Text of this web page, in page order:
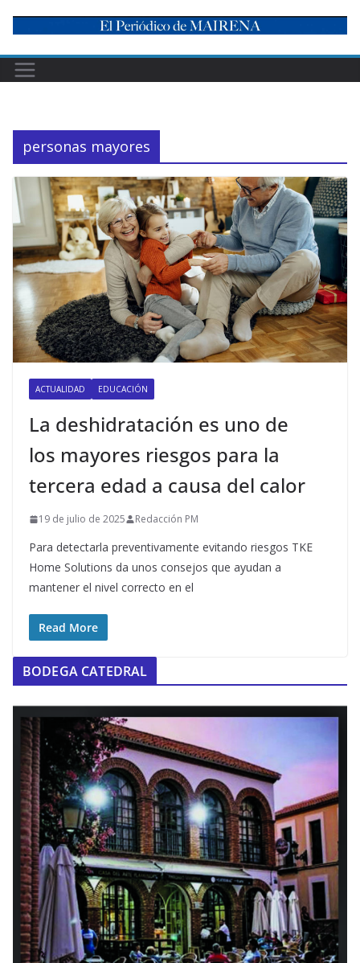
content
personas mayores
ACTUALIDAD EDUCACIÓN
La deshidratación es uno de
los mayores riesgos para la
tercera edad a causa del calor
19 de julio de 2025 Redacción PM
Para detectarla preventivamente evitando riesgos TKE
Home Solutions da unos consejos que ayudan a
mantener el nivel correcto en el
Read More
BODEGA CATEDRAL